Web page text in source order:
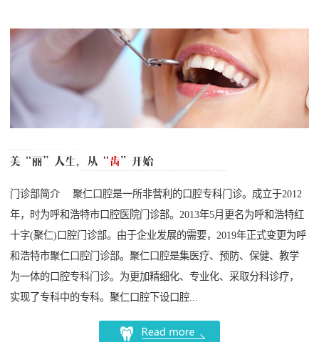
门诊部简介 聚仁口腔是一所非营利的口腔专科门诊。成立于2012
年，时为呼和浩特市口腔医院门诊部。2013年5月更名为呼和浩特红
十字(聚仁)口腔门诊部。由于企业发展的需要，2019年正式变更为呼
和浩特市聚仁口腔门诊部。聚仁口腔是集医疗、预防、保健、教学
为一体的口腔专科门诊。为更加精细化、专业化、采取分科诊疗，
实现了专科中的专科。聚仁口腔下设口腔...